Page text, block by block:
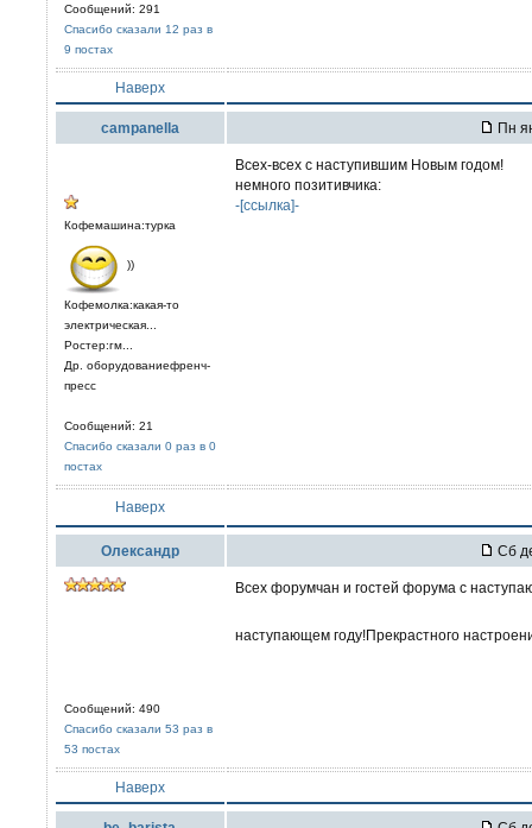
Сообщений: 291
Спасибо сказали 12 раз в
9 постах
Наверх
campanella Пн
Кофемашина:турка
))
Кофемолка:какая-то
электрическая...
Ростер:гм...
Др. оборудованиефренч-
пресс
Сообщений: 21
Спасибо сказали 0 раз в 0
постах
Всех-всех с наступившим Новым годом!
немного позитивчика:
-[ссылка]-
Наверх
Олександр Сб
Сообщений: 490
Спасибо сказали 53 раз в
53 постах
Всех форумчан и гостей форума с
наступающем году!Прекрастного
Наверх